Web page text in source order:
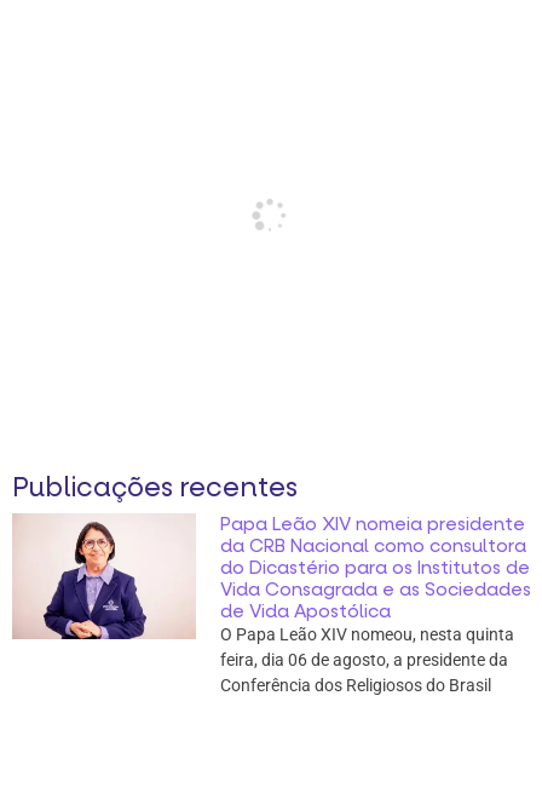
Publicações recentes
Papa Leão XIV nomeia presidente
da CRB Nacional como consultora
do Dicastério para os Institutos de
Vida Consagrada e as Sociedades
de Vida Apostólica
O Papa Leão XIV nomeou, nesta quinta
feira, dia 06 de agosto, a presidente da
Conferência dos Religiosos do Brasil